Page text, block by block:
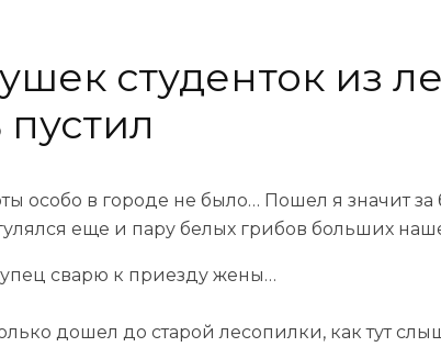
студенток из
особо в городе не было… Пошел я значит
еще и пару белых грибов больших
сварю к приезду жены…
дошел до старой лесопилки, как тут